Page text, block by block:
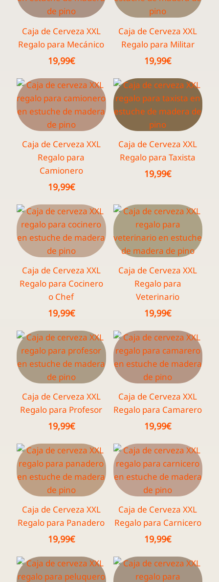
Caja de Cerveza XXL
Regalo para Mecánico
19,99€
Caja de Cerveza XXL
Regalo para Militar
19,99€
Caja de Cerveza XXL
Regalo para
Camionero
19,99€
Caja de Cerveza XXL
Regalo para Taxista
19,99€
Caja de Cerveza XXL
Regalo para Cocinero
o Chef
19,99€
Caja de Cerveza XXL
Regalo para
Veterinario
19,99€
Caja de Cerveza XXL
Regalo para Profesor
19,99€
Caja de Cerveza XXL
Regalo para Camarero
19,99€
Caja de Cerveza XXL
Regalo para Panadero
19,99€
Caja de Cerveza XXL
Regalo para Carnicero
19,99€